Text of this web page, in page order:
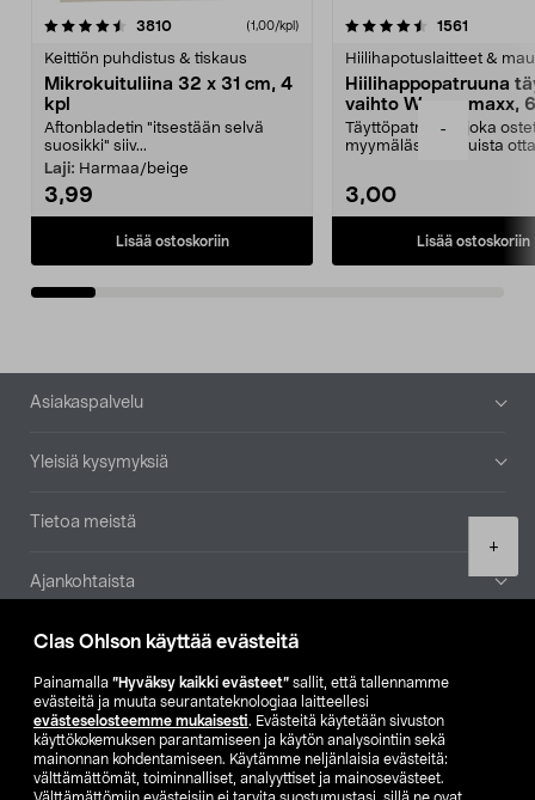
Clas Ohlson käyttää evästeitä
Painamalla ”Hyväksy kaikki evästeet” sallit, että tallennamme
evästeitä ja muuta seurantateknologiaa laitteellesi
evästeselosteemme mukaisesti. Evästeitä käytetään sivuston
käyttökokemuksen parantamiseen ja käytön analysointiin sekä
mainonnan kohdentamiseen. Käytämme neljänlaisia evästeitä:
välttämättömät, toiminnalliset, analyyttiset ja mainosevästeet.
-
+
3810arvostelut (1,00/kpl)
Keittiön puhdistus & tiskaus
Mikrokuituliina 32 x 31 cm, 4
kpl
Aftonbladetin "itsestään selvä
suosikki" siiv...
Laji: Harmaa/beige
3,99
Lisää ostoskoriin
4.5viidestä
1561
Hiilihapotuslaitteet &
Hiilihappopatruuna
vaihto Wassermaxx,
Täyttöpatruuna, joka
myymälästä – muista
3,00
Lisää ostoskoriin
4.5viidestä
Alatunniste
Asiakaspalvelu
Yleisiä kysymyksiä
Tietoa meistä
Ajankohtaista
Muut yrityksemme
Etsi myymälä
SE NO FI